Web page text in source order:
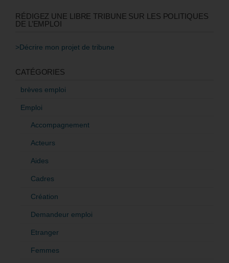
RÉDIGEZ UNE LIBRE TRIBUNE SUR LES POLITIQUES
DE L’EMPLOI
>Décrire mon projet de tribune
CATÉGORIES
brèves emploi
Emploi
Accompagnement
Acteurs
Aides
Cadres
Création
Demandeur emploi
Etranger
Femmes